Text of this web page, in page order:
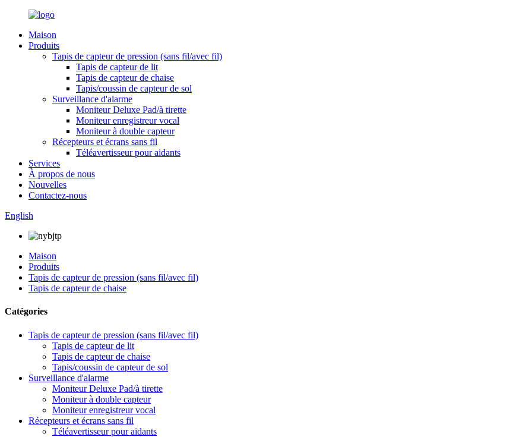
Maison
Produits
Tapis de capteur de pression (sans fil/avec fil)
Tapis de capteur de lit
Tapis de capteur de chaise
Tapis/coussin de capteur de sol
Surveillance d'alarme
Moniteur Deluxe Pad/à tirette
Moniteur enregistreur vocal
Moniteur à double capteur
Récepteurs et écrans sans fil
Téléavertisseur pour aidants
Services
À propos de nous
Nouvelles
Contactez-nous
English
Maison
Produits
Tapis de capteur de pression (sans fil/avec fil)
Tapis de capteur de chaise
Catégories
Tapis de capteur de pression (sans fil/avec fil)
Tapis de capteur de lit
Tapis de capteur de chaise
Tapis/coussin de capteur de sol
Surveillance d'alarme
Moniteur Deluxe Pad/à tirette
Moniteur à double capteur
Moniteur enregistreur vocal
Récepteurs et écrans sans fil
Téléavertisseur pour aidants